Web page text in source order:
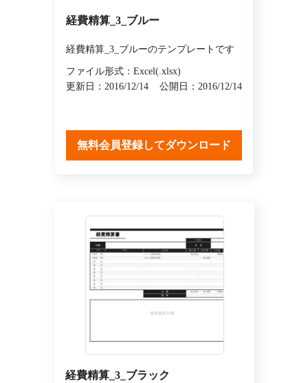
経費精算_3_ブルー
経費精算_3_ブルーのテンプレートです
ファイル形式：Excel(.xlsx)
更新日：2016/12/14
公開日：2016/12/14
無料会員登録してダウンロード
経費精算_3_ブラック